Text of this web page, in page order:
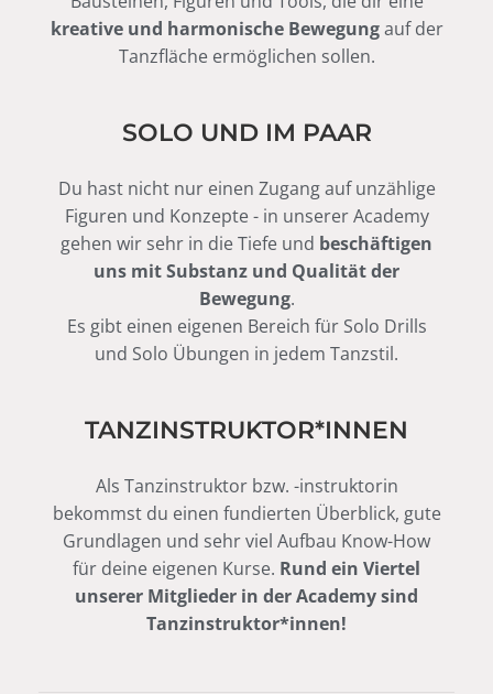
kreative und harmonische Bewegungauf der
Tanzfläche ermöglichen sollen.
SOLO UND IM PAAR
Du hast nicht nur einen Zugang auf unzählige
Figuren und Konzepte - in unserer Academy
gehen wir sehr in die Tiefe und beschäftigen
uns mit Substanz und Qualität der
Bewegung.
Es gibt einen eigenen Bereich für Solo Drills
und Solo Übungen in jedem Tanzstil.
TANZINSTRUKTOR*INNEN
Als Tanzinstruktor bzw. -instruktorin
bekommst du einen fundierten Überblick, gute
Grundlagen und sehr viel Aufbau Know-How
für deine eigenen Kurse. Rund ein Viertel
unserer Mitglieder in der Academy sind
Tanzinstruktor*innen!